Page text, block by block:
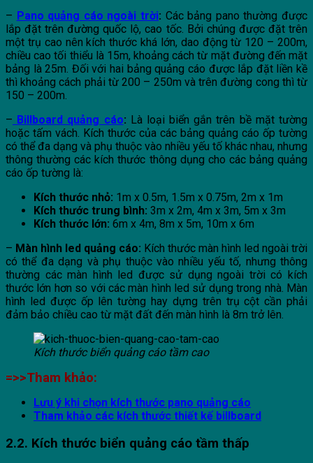
– Pano quảng cáo ngoài trời: Các bảng pano thường được
lắp đặt trên đường quốc lộ, cao tốc. Bởi chúng được đặt trên
một trụ cao nên kích thước khá lớn, dao động từ 120 – 200m,
chiều cao tối thiểu là 15m, khoảng cách từ mặt đường đến mặt
bảng là 25m. Đối với hai bảng quảng cáo được lắp đặt liền kề
thì khoảng cách phải từ 200 – 250m và trên đường cong thì từ
150 – 200m.
– Billboard quảng cáo: Là loại biển gắn trên bề mặt tường
hoặc tấm vách. Kích thước của các bảng quảng cáo ốp tường
có thể đa dạng và phụ thuộc vào nhiều yếu tố khác nhau, nhưng
thông thường các kích thước thông dụng cho các bảng quảng
cáo ốp tường là:
Kích thước nhỏ: 1m x 0.5m, 1.5m x 0.75m, 2m x 1m
Kích thước trung bình: 3m x 2m, 4m x 3m, 5m x 3m
Kích thước lớn: 6m x 4m, 8m x 5m, 10m x 6m
– Màn hình led quảng cáo: Kích thước màn hình led ngoài trời
có thể đa dạng và phụ thuộc vào nhiều yếu tố, nhưng thông
thường các màn hình led được sử dụng ngoài trời có kích
thước lớn hơn so với các màn hình led sử dụng trong nhà. Màn
hình led được ốp lên tường hay dựng trên trụ cột cần phải
đảm bảo chiều cao từ mặt đất đến màn hình là 8m trở lên.
Kích thước biển quảng cáo tầm cao
=>>Tham khảo:
Lưu ý khi chọn kích thước pano quảng cáo
Tham khảo các kích thước thiết kế billboard
2.2. Kích thước biển quảng cáo tầm thấp